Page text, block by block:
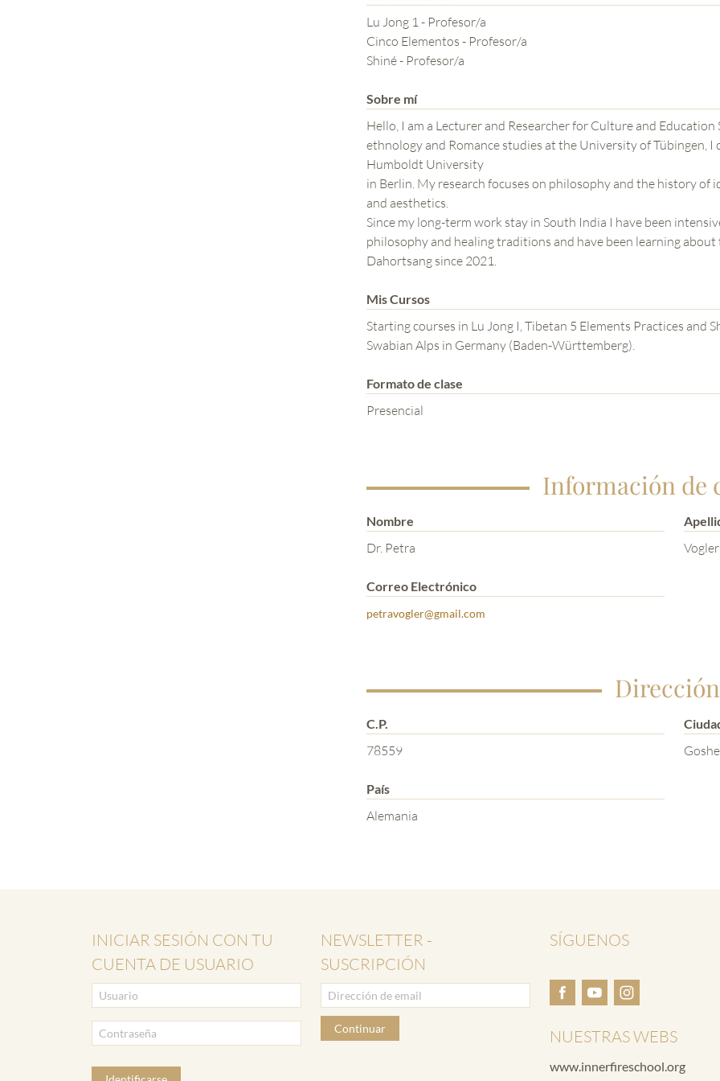
YOGA DEL GURU
SERIE EL PODER DE LA
Lu Jong 1 - Profesor/a
Cinco Elementos - Profesor/a
Shiné - Profesor/a
Sobre mí
Hello, I am a Lecturer and Researcher for Culture and
ethnology and Romance studies at the University of Tübingen,
Humboldt University
in Berlin. My research focuses on philosophy and the history of
and aesthetics.
Since my long-term work stay in South India I have been
philosophy and healing traditions and have been learning
Dahortsang since 2021.
Mis Cursos
Starting courses in Lu Jong I, Tibetan 5 Elements Practices and Shine Meditation
Swabian Alps in Germany (Baden-Württemberg).
Formato de clase
Presencial
Información de
Nombre
Dr. Petra Vogler
Correo Electrónico
petravogler@gmail.com
C.P.
78559
País
Alemania
INICIAR SESIÓN CON TU
CUENTA DE USUARIO
NEWSLETTER -
SUSCRIPCIÓN
Continuar
SÍGUENOS
NUESTRAS WEBS
www.innerfireschool.org